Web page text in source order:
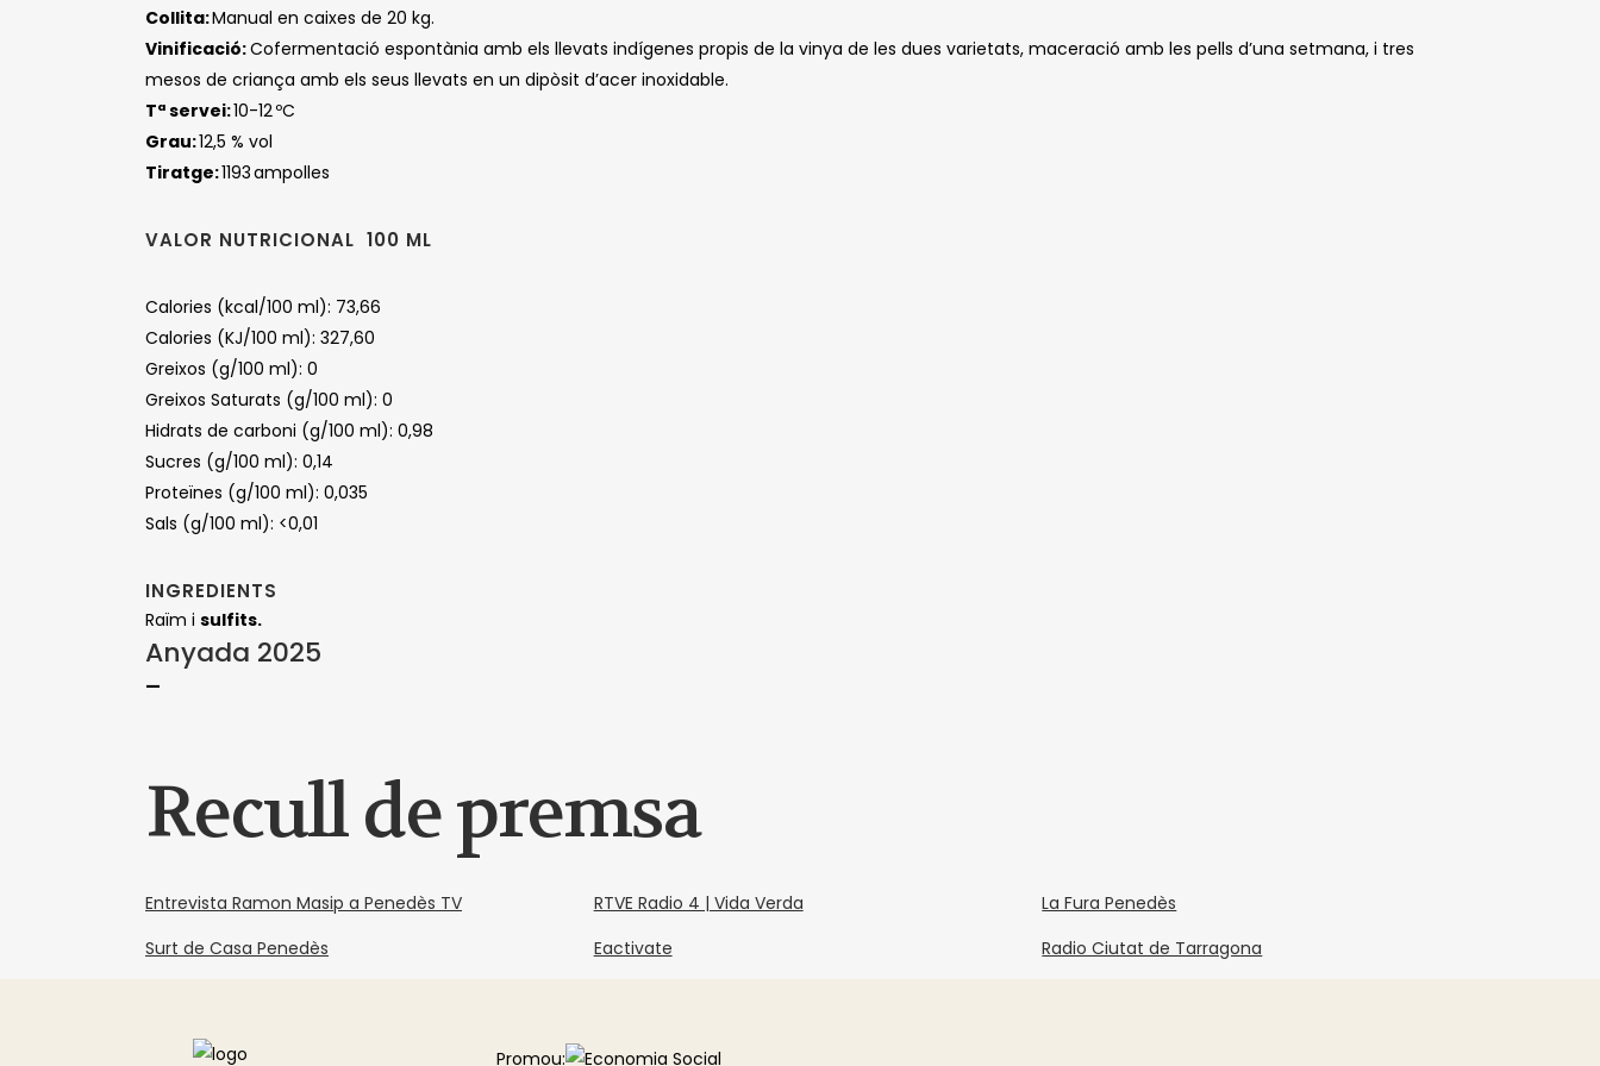
Collita:Manual en caixes de 20 kg.
Vinificació:Cofermentació espontània amb els llevats indígenes propis de la vinya de les dues varietats, maceració amb les pells d’una setmana, i tres
mesos de criança amb els seus llevats en un dipòsit d’acer inoxidable.
Tª servei:10-12 ºC
Grau:12,5 % vol
Tiratge:1193 ampolles
VALOR NUTRICIONAL 100 ML
Calories (kcal/100 ml): 73,66
Calories (KJ/100 ml): 327,60
Greixos (g/100 ml): 0
Greixos Saturats (g/100 ml): 0
Hidrats de carboni (g/100 ml): 0,98
Sucres (g/100 ml): 0,14
Proteïnes (g/100 ml): 0,035
Sals (g/100 ml): <0,01
INGREDIENTS
Raïm i sulfits.
Anyada 2025
—
Recull de premsa
Entrevista Ramon Masip a Penedès TV
Surt de Casa Penedès
RTVE Radio 4 | Vida Verda
Eactivate
La Fura Penedès
Radio Ciutat de Tarragona
Promou: